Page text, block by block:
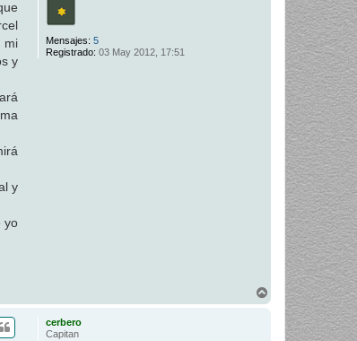
Mensajes: 5
Registrado: 03 May 2012, 17:51
mi
y
y
yo
cerbero
Capitan